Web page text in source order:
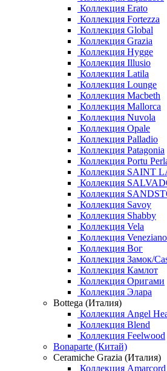
Коллекция Erato
Коллекция Fortezza
Коллекция Global
Коллекция Grazia
Коллекция Hygge
Коллекция Illusio
Коллекция Latila
Коллекция Lounge
Коллекция Macbeth
Коллекция Mallorca
Коллекция Nuvola
Коллекция Opale
Коллекция Palladio
Коллекция Patagonia
Коллекция Portu
Коллекция SAINT
Коллекция
Коллекция
Коллекция Savoy
Коллекция Shabby
Коллекция Vela
Коллекция Veneziano
Коллекция Вог
Коллекция Замок/
Коллекция Камлот
Коллекция Оригами
Коллекция Элара
Bottega (Италия)
Коллекция Angel
Коллекция Blend
Коллекция Feelwood
Bonaparte (Китай)
Ceramiche Grazia (Италия)
Коллекция Amarcord